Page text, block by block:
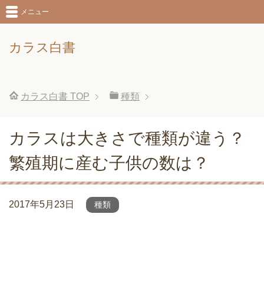
カラス白書
メニュー
カラス白書 TOP 種類
カラスは大きさで種類が違う？
繁殖期に産む子供の数は？
2017年5月23日 種類